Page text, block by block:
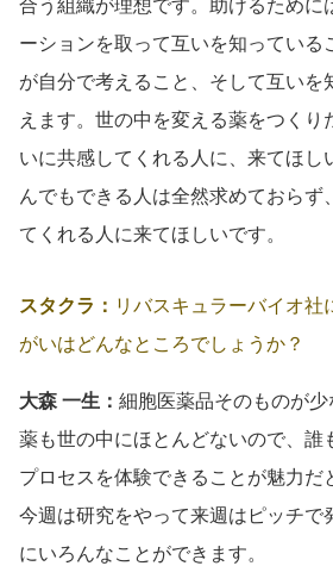
合う組織が理想です。助けるために
ーションを取って互いを知っている
が自分で考えること、そして互いを
えます。世の中を変える薬をつくり
いに共感してくれる人に、来てほし
んでもできる人は全然求めておらず
てくれる人に来てほしいです。
スタクラ： リバスキュラーバイオ社
がいはどんなところでしょうか？
大森 一生： 細胞医薬品そのものが
薬も世の中にほとんどないので、誰
プロセスを体験できることが魅力だ
今週は研究をやって来週はピッチで
にいろんなことができます。